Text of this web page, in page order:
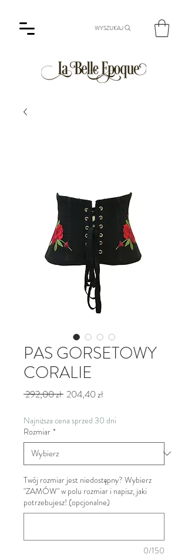
WYSZUKAJ
PAS GORSETOWY
CORALIE
292,00 zł Regularna cena
204,40 złCena Rabatowa
Najniższa cena sprzed 30 dni
Rozmiar *
Twój rozmiar jest niedostępny? Wybierz
"ZAMÓW" w polu rozmiar i napisz, jaki
potrzebujesz! (opcjonalne)
0/150